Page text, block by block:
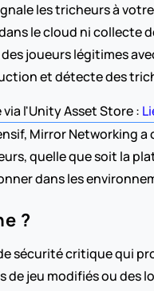
les tricheurs à
le cloud ni
joueurs légitimes
et détecte des
l'Unity Asset Store :
Mirror Networking
quelle que soit la
dans les
?
sécurité critique qui
de jeu modifiés ou des